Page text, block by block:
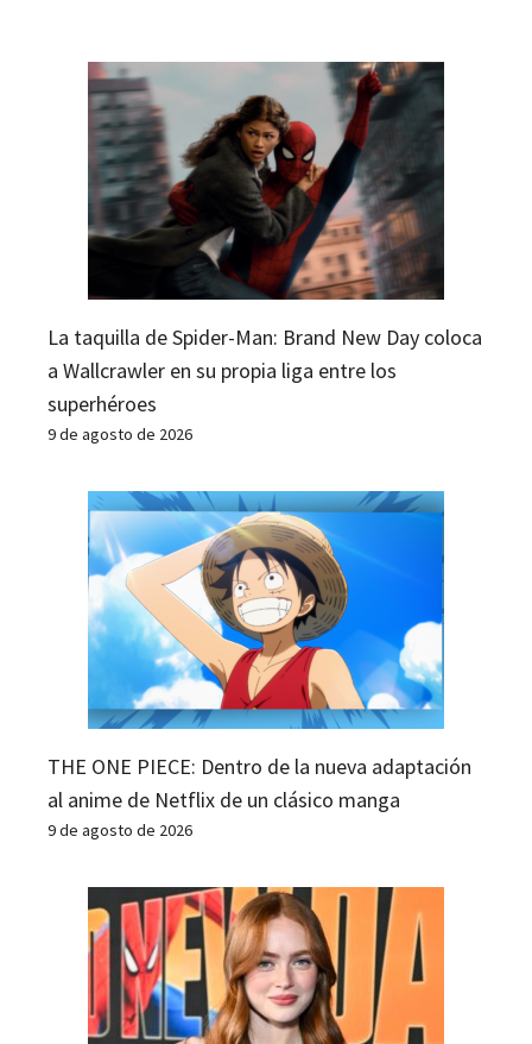
La taquilla de Spider-Man: Brand New Day coloca
a Wallcrawler en su propia liga entre los
superhéroes
9 de agosto de 2026
THE ONE PIECE: Dentro de la nueva adaptación
al anime de Netflix de un clásico manga
9 de agosto de 2026